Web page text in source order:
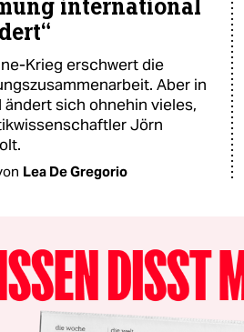
international
Krieg erschwert die
Aber in
ändert sich ohnehin vieles,
Jörn
Lea De Gregorio